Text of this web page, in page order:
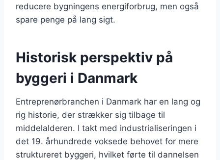
reducere bygningens energiforbrug, men også
spare penge på lang sigt.
Historisk perspektiv på
byggeri i Danmark
Entreprenørbranchen i Danmark har en lang og
rig historie, der strækker sig tilbage til
middelalderen. I takt med industrialiseringen i
det 19. århundrede voksede behovet for mere
struktureret byggeri, hvilket førte til dannelsen